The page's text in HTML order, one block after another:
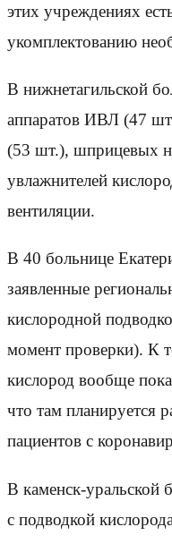
этих учреждениях
укомплектованию
В нижнетагильской
аппаратов ИВЛ (47
(53 шт.), шприцевых
увлажнителей
вентиляции.
В 40 больнице
заявленные
кислородной
момент проверки). К
кислород вообще
что там планируется
пациентов с
В каменск-уральской
с подводкой